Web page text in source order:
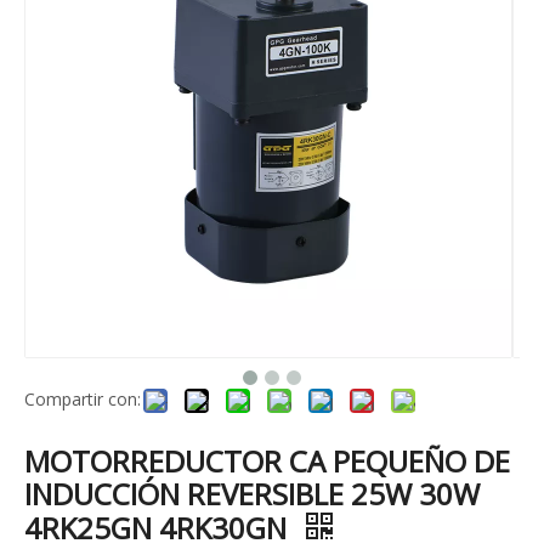
Compartir con:
MOTORREDUCTOR CA PEQUEÑO DE
INDUCCIÓN REVERSIBLE 25W 30W
4RK25GN 4RK30GN